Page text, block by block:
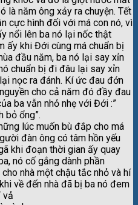
là năm ông xảy ra chuyện. Tết
cực hình đối với má con nó, vì
nổi lên ba nó lại nốc thật
ấy khi Đới cùng má chuẩn bị
đầu năm, ba nó lại say xỉn
chuẩn bị đi đâu lại say xỉn
nọc ra đánh. Kí ức đau đớn
cho cả năm đó đầy đau
ba vẫn nhỏ nhẹ với Đới :”
bỏ ổng”.
lúc muốn bù đắp cho má
đàn ông có tâm hồn yếu
khi đoạn thời gian ấy quay
nó cố gắng dành phần
nhà một chậu tắc nhỏ và hí
về đến nhà đã bị ba nó đem
vả